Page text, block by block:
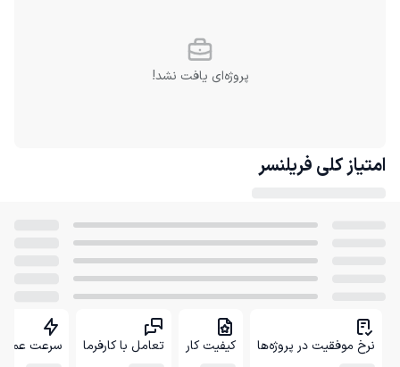
پروژه‌ای یافت نشد!
امتیاز کلی فریلنسر
نرخ موفقیت در پروژه‌ها کیفیت کار تعامل با کارفرما سرعت عمل